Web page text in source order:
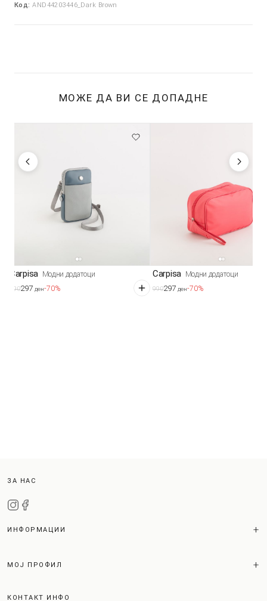
Код: AND44203446_Dark Brown
МОЖЕ ДА ВИ СЕ ДОПАДНЕ
Carpisa Модни додатоци
990297 ден-70%
Carpisa Модни додатоци
990297 ден-70%
ЗА НАС
ИНФОРМАЦИИ
МОЈ ПРОФИЛ
КОНТАКТ ИНФО